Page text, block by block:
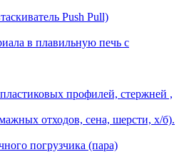
Push Pull)
в плавильную печь с
профилей, стержней ,
отходов, сена, шерсти, х/б).
погрузчика (пара)